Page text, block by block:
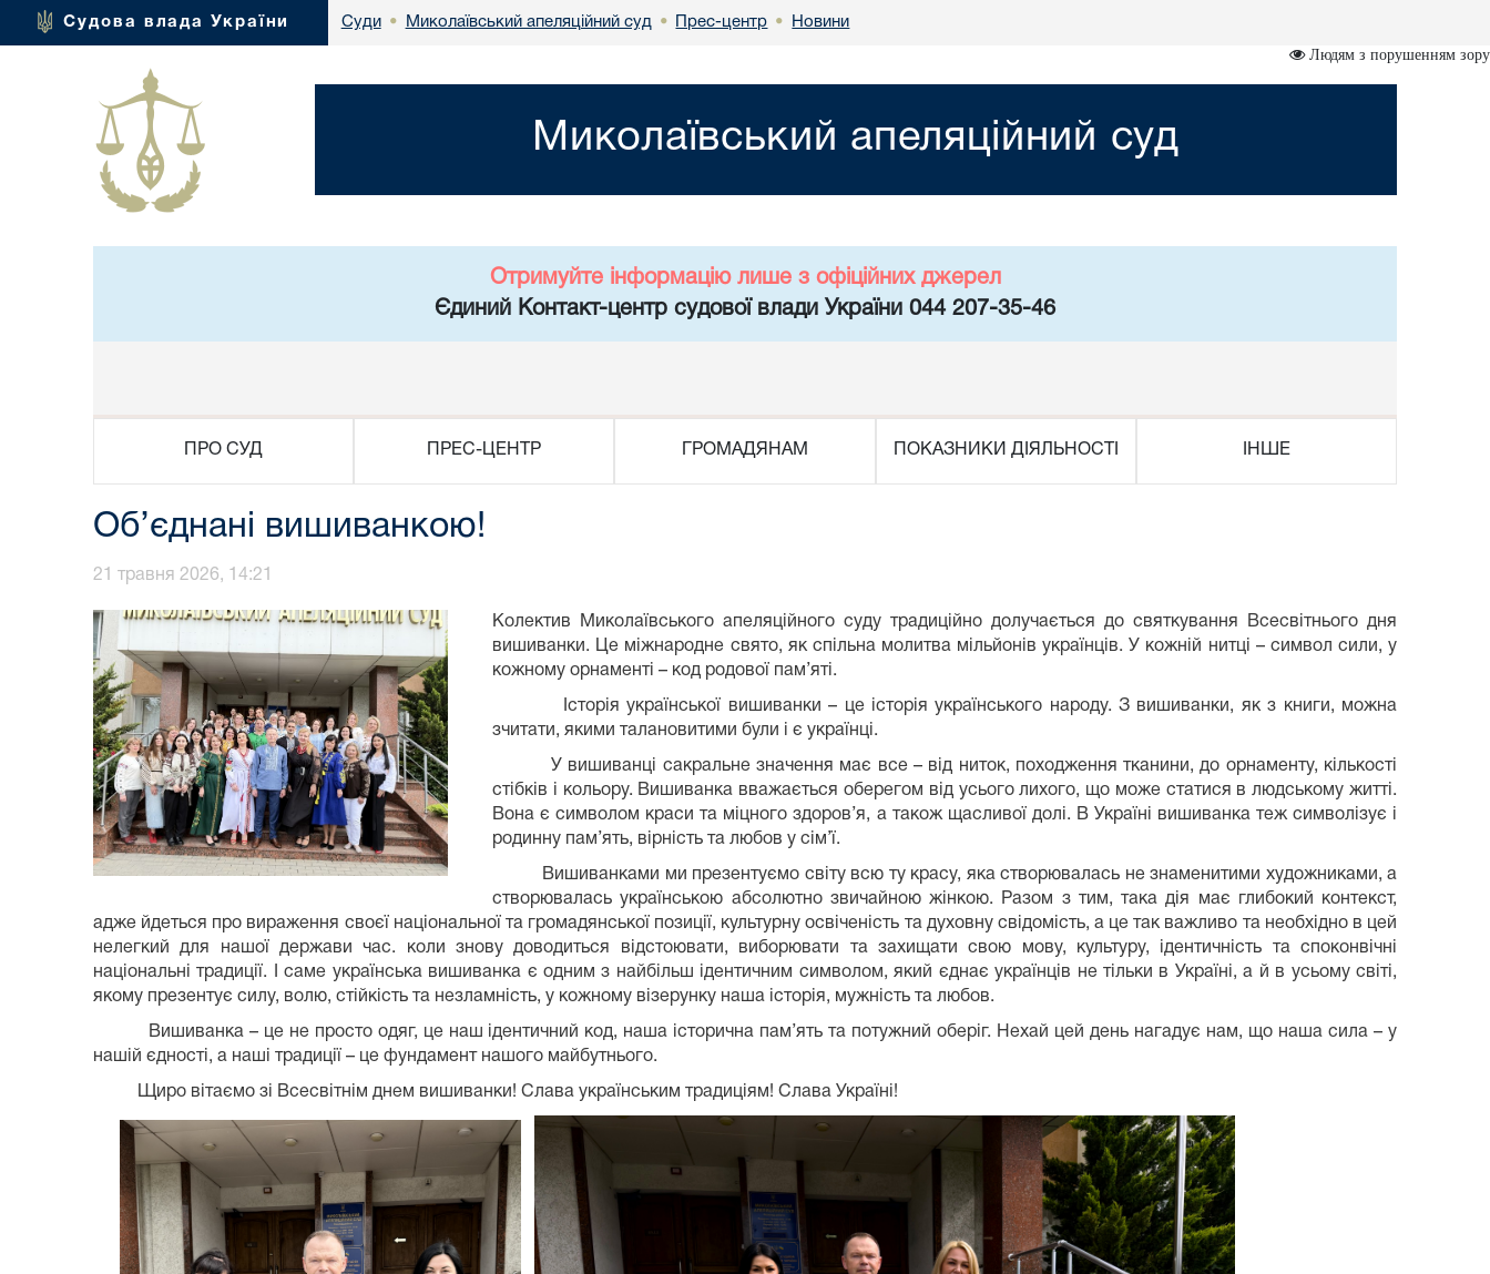
Судова влада України Суди • Миколаївський апеляційний суд • Прес-центр • Новини
Людям з порушенням зору
Миколаївський апеляційний суд
Отримуйте інформацію лише з офіційних джерел
Єдиний Контакт-центр судової влади України 044 207-35-46
ПРО СУД ПРЕС-ЦЕНТР ГРОМАДЯНАМ ПОКАЗНИКИ ДІЯЛЬНОСТІ ІНШЕ
Об’єднані вишиванкою!
21 травня 2026, 14:21
Колектив Миколаївського апеляційного суду традиційно долучається до святкування Всесвітнього дня
вишиванки. Це міжнародне свято, як спільна молитва мільйонів українців. У кожній нитці – символ сили, у
кожному орнаменті – код родової пам’яті.
Історія української вишиванки – це історія українського народу. З вишиванки, як з книги, можна
зчитати, якими талановитими були і є українці.
У вишиванці сакральне значення має все – від ниток, походження тканини, до орнаменту, кількості
стібків і кольору. Вишиванка вважається оберегом від усього лихого, що може статися в людському житті.
Вона є символом краси та міцного здоров’я, а також щасливої долі. В Україні вишиванка теж символізує і
родинну пам’ять, вірність та любов у сім’ї.
Вишиванками ми презентуємо світу всю ту красу, яка створювалась не знаменитими художниками, а
створювалась українською абсолютно звичайною жінкою. Разом з тим, така дія має глибокий контекст,
адже йдеться про вираження своєї національної та громадянської позиції, культурну освіченість та духовну свідомість, а це так важливо та необхідно в цей
нелегкий для нашої держави час. коли знову доводиться відстоювати, виборювати та захищати свою мову, культуру, ідентичність та споконвічні
національні традиції. І саме українська вишиванка є одним з найбільш ідентичним символом, який єднає українців не тільки в Україні, а й в усьому світі,
якому презентує силу, волю, стійкість та незламність, у кожному візерунку наша історія, мужність та любов.
Вишиванка – це не просто одяг, це наш ідентичний код, наша історична пам’ять та потужний оберіг. Нехай цей день нагадує нам, що наша сила – у
нашій єдності, а наші традиції – це фундамент нашого майбутнього.
Щиро вітаємо зі Всесвітнім днем вишиванки! Слава українським традиціям! Слава Україні!